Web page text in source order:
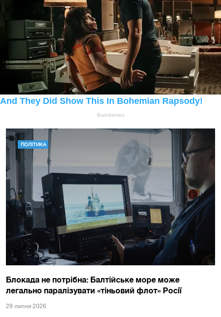
ПОЛІТИКА
Блокада не потрібна: Балтійське море може
легально паралізувати «тіньовий флот» Росії
29 липня 2026